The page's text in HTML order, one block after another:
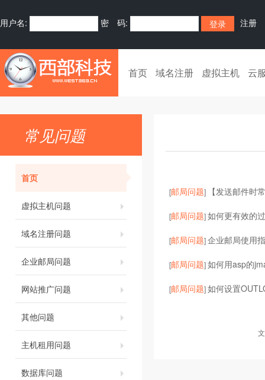
用户名: 密 码: 注册
首页 域名注册 虚拟主机 云
常见问题
首页
虚拟主机问题
域名注册问题
企业邮局问题
网站推广问题
其他问题
主机租用问题
数据库问题
[邮局问题] 【发送邮件时
[邮局问题]如何更有效的
[邮局问题]企业邮局使用
[邮局问题]如何用asp的
[邮局问题]如何设置